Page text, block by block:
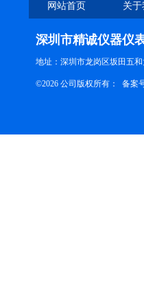
网站首页 关
深圳市精诚仪器仪
地址：深圳市龙岗区坂田五
©2026 公司版权所有： 备案